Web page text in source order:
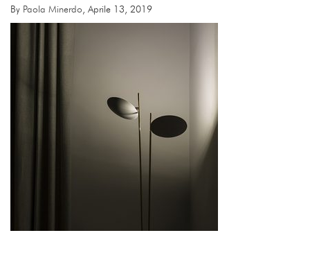
By Paola Minerdo , Aprile 13, 2019